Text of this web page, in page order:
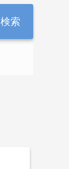
検索